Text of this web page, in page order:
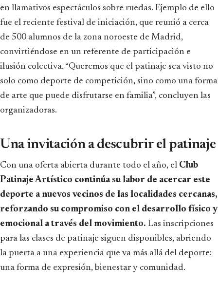
en llamativos espectáculos sobre ruedas. Ejemplo de ello
fue el reciente festival de iniciación, que reunió a cerca
de 500 alumnos de la zona noroeste de Madrid,
convirtiéndose en un referente de participación e
ilusión colectiva. “Queremos que el patinaje sea visto no
solo como deporte de competición, sino como una forma
de arte que puede disfrutarse en familia”, concluyen las
organizadoras.
Una invitación a descubrir el patinaje
Con una oferta abierta durante todo el año, el Club
Patinaje Artístico continúa su labor de acercar este
deporte a nuevos vecinos de las localidades cercanas,
reforzando su compromiso con el desarrollo físico y
emocional a través del movimiento. Las inscripciones
para las clases de patinaje siguen disponibles, abriendo
la puerta a una experiencia que va más allá del deporte:
una forma de expresión, bienestar y comunidad.